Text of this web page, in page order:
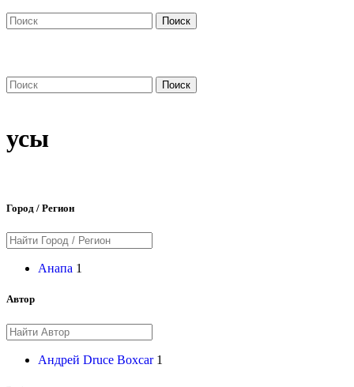
Поиск
Поиск
усы
Город / Регион
Анапа 1
Автор
Андрей Druce Boxcar 1